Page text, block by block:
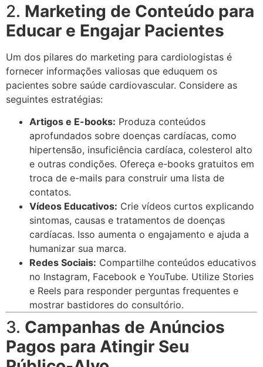
2. Marketing de Conteúdo para
Educar e Engajar Pacientes
Um dos pilares do marketing para cardiologistas é
fornecer informações valiosas que eduquem os
pacientes sobre saúde cardiovascular. Considere as
seguintes estratégias:
Artigos e E-books: Produza conteúdos
aprofundados sobre doenças cardíacas, como
hipertensão, insuficiência cardíaca, colesterol alto
e outras condições. Ofereça e-books gratuitos em
troca de e-mails para construir uma lista de
contatos.
Vídeos Educativos: Crie vídeos curtos explicando
sintomas, causas e tratamentos de doenças
cardíacas. Isso aumenta o engajamento e ajuda a
humanizar sua marca.
Redes Sociais: Compartilhe conteúdos educativos
no Instagram, Facebook e YouTube. Utilize Stories
e Reels para responder perguntas frequentes e
mostrar bastidores do consultório.
3. Campanhas de Anúncios
Pagos para Atingir Seu